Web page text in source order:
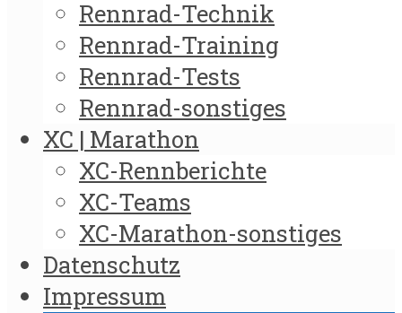
Rennrad-Technik
Rennrad-Training
Rennrad-Tests
Rennrad-sonstiges
XC | Marathon
XC-Rennberichte
XC-Teams
XC-Marathon-sonstiges
Datenschutz
Impressum